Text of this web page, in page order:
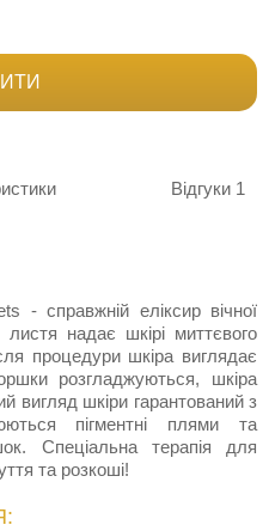
Відгуки 1
- справжній еліксир вічної
надає шкірі миттєвого
процедури шкіра виглядає
розгладжуються, шкіра
вигляд шкіри гарантований з
пігментні плями та
Спеціальна терапія для
та розкоші!